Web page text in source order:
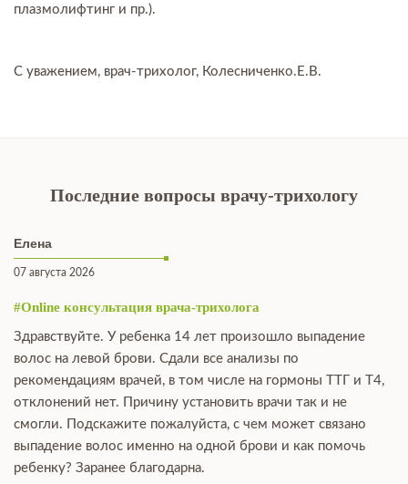
плазмолифтинг и пр.).
С уважением, врач-трихолог, Колесниченко.Е.В.
Последние вопросы врачу-трихологу
Елена
07 августа 2026
#Online консультация врача-трихолога
Здравствуйте. У ребенка 14 лет произошло выпадение
волос на левой брови. Сдали все анализы по
рекомендациям врачей, в том числе на гормоны ТТГ и Т4,
отклонений нет. Причину установить врачи так и не
смогли. Подскажите пожалуйста, с чем может связано
выпадение волос именно на одной брови и как помочь
ребенку? Заранее благодарна.